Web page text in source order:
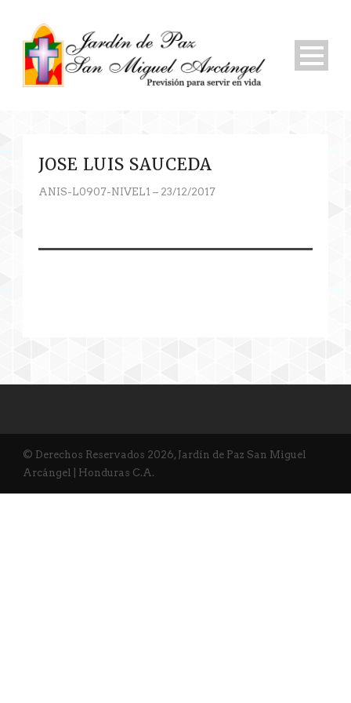
JOSE LUIS SAUCEDA
ANIS-L0907-NIVEL1 – 23/12/2017
© Derechos Reservados 2026, Jardín de Paz San Miguel
Arcángel | Honduras C.A.